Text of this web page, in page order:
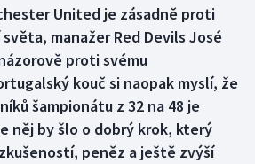
United je zásadně proti
manažer Red Devils José
proti svému
kouč si naopak myslí, že
šampionátu z 32 na 48 je
něj by šlo o dobrý krok, který
peněz a ještě zvýší